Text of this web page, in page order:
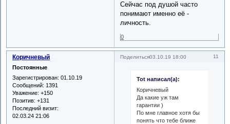
Сейчас под душой часто
понимают именно её -
личность.
0
Поделиться 11
03.10.19 18:00
Коричневый
Постоянные
Зарегистрирован: 01.10.19
Сообщений: 1391
Уважение: +150
Позитив: +131
Последний визит:
02.03.24 21:06
Tot написал(а):
Коричневый
Да какие уж там
гарантии )
По мне главное хотя бы
понять что тебе ближе